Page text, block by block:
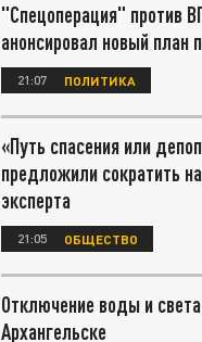
"Спецоперация" против
анонсировал новый план
21:07 ПОЛИТИКА
«Путь спасения или
предложили сократить
эксперта
21:05 ОБЩЕСТВО
Отключение воды и света
Архангельске